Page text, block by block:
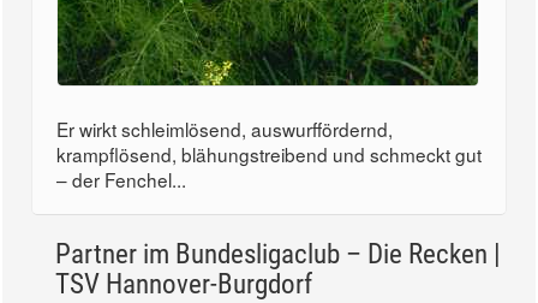
Er wirkt schleimlösend, auswurffördernd,
krampflösend, blähungstreibend und schmeckt gut
– der Fenchel...
Partner im Bundesligaclub – Die Recken |
TSV Hannover-Burgdorf